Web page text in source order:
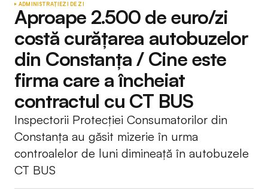
ADMINISTRAȚIEZI DE ZI
Aproape 2.500 de euro/zi
costă curățarea autobuzelor
din Constanța / Cine este
firma care a încheiat
contractul cu CT BUS
Inspectorii Protecției Consumatorilor din
Constanța au găsit mizerie în urma
controalelor de luni dimineață în autobuzele
CT BUS